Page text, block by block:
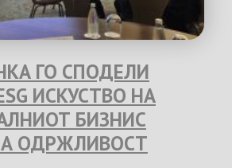
ГО СПОДЕЛИ
ИСКУСТВО НА
БИЗНИС
ОДРЖЛИВОСТ